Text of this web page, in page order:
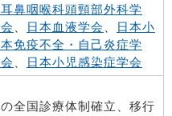
鼻咽喉科頭頸部外科学
、 日本血液学会 、
日本小
免疫不全・自己炎症学
、
日本小児感染症学会
全国診療体制確立、移行